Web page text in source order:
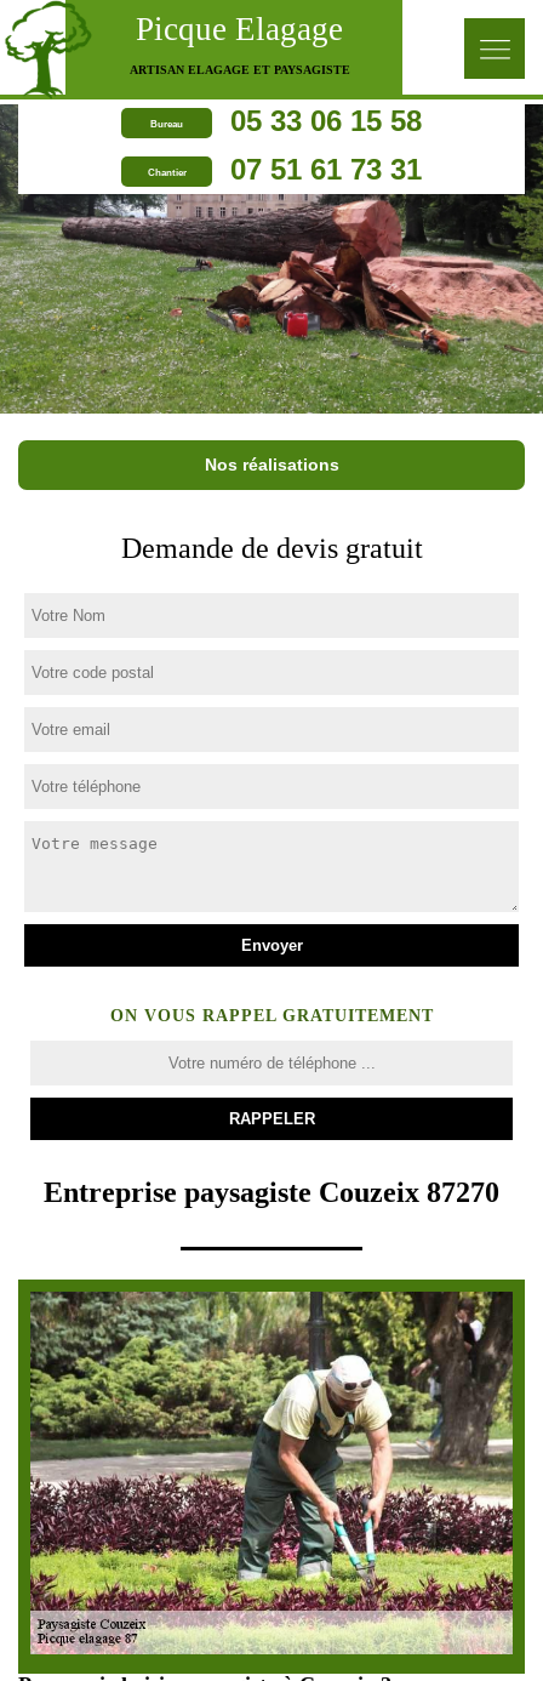
Picque Elagage
ARTISAN ELAGAGE ET PAYSAGISTE
Bureau 05 33 06 15 58
Chantier 07 51 61 73 31
Nos réalisations
Demande de devis gratuit
ON VOUS RAPPEL GRATUITEMENT
Entreprise paysagiste Couzeix 87270